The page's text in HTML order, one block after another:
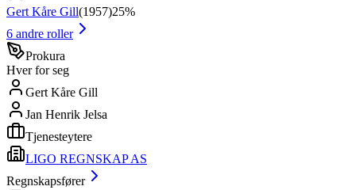
Gert Kåre Gill(1957)25%
6 andre roller
Prokura
Hver for seg
Gert Kåre Gill
Jan Henrik Jelsa
Tjenesteytere
LIGO REGNSKAP AS
Regnskapsfører